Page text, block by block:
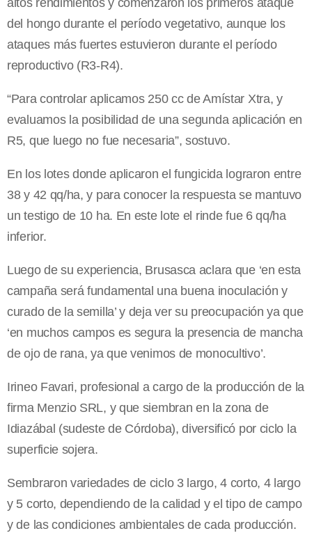
altos rendimientos y comenzaron los primeros ataque
del hongo durante el período vegetativo, aunque los
ataques más fuertes estuvieron durante el período
reproductivo (R3-R4).
“Para controlar aplicamos 250 cc de Amístar Xtra, y
evaluamos la posibilidad de una segunda aplicación en
R5, que luego no fue necesaria”, sostuvo.
En los lotes donde aplicaron el fungicida lograron entre
38 y 42 qq/ha, y para conocer la respuesta se mantuvo
un testigo de 10 ha. En este lote el rinde fue 6 qq/ha
inferior.
Luego de su experiencia, Brusasca aclara que ‘en esta
campaña será fundamental una buena inoculación y
curado de la semilla’ y deja ver su preocupación ya que
‘en muchos campos es segura la presencia de mancha
de ojo de rana, ya que venimos de monocultivo’.
Irineo Favari, profesional a cargo de la producción de la
firma Menzio SRL, y que siembran en la zona de
Idiazábal (sudeste de Córdoba), diversificó por ciclo la
superficie sojera.
Sembraron variedades de ciclo 3 largo, 4 corto, 4 largo
y 5 corto, dependiendo de la calidad y el tipo de campo
y de las condiciones ambientales de cada producción.